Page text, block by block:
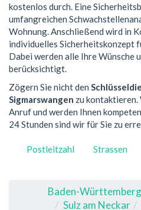
kostenlos durch. Eine
umfangreichen
Wohnung. Anschließend wird in
individuelles Sicherheitskonzept
Dabei werden alle Ihre Wünsche
berücksichtigt.
Zögern Sie nicht den
Sigmarswangen zu kontaktieren.
Anruf und werden Ihnen
24 Stunden sind wir für Sie zu
Postleitzahl Strassen
Baden-Württemberg
Sulz am Neckar